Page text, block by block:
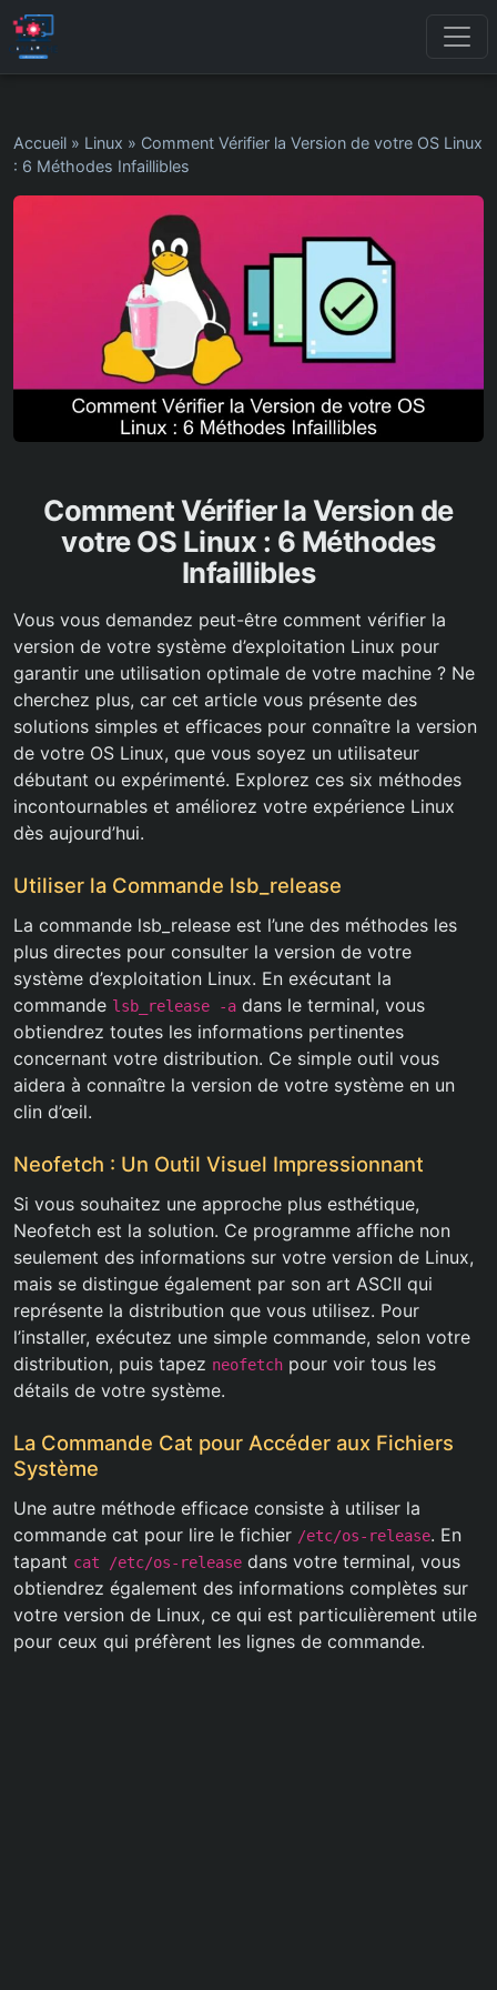
Accueil » Linux » Comment Vérifier la Version de votre OS Linux
: 6 Méthodes Infaillibles
Comment Vérifier la Version de
votre OS Linux : 6 Méthodes
Infaillibles
Vous vous demandez peut-être comment vérifier la
version de votre système d’exploitation Linux pour
garantir une utilisation optimale de votre machine ? Ne
cherchez plus, car cet article vous présente des
solutions simples et efficaces pour connaître la version
de votre OS Linux, que vous soyez un utilisateur
débutant ou expérimenté. Explorez ces six méthodes
incontournables et améliorez votre expérience Linux
dès aujourd’hui.
Utiliser la Commande lsb_release
La commande lsb_release est l’une des méthodes les
plus directes pour consulter la version de votre
système d’exploitation Linux. En exécutant la
commande lsb_release -a dans le terminal, vous
obtiendrez toutes les informations pertinentes
concernant votre distribution. Ce simple outil vous
aidera à connaître la version de votre système en un
clin d’œil.
Neofetch : Un Outil Visuel Impressionnant
Si vous souhaitez une approche plus esthétique,
Neofetch est la solution. Ce programme affiche non
seulement des informations sur votre version de Linux,
mais se distingue également par son art ASCII qui
représente la distribution que vous utilisez. Pour
l’installer, exécutez une simple commande, selon votre
distribution, puis tapez neofetch pour voir tous les
détails de votre système.
La Commande Cat pour Accéder aux Fichiers
Système
Une autre méthode efficace consiste à utiliser la
commande cat pour lire le fichier /etc/os-release. En
tapant cat /etc/os-release dans votre terminal, vous
obtiendrez également des informations complètes sur
votre version de Linux, ce qui est particulièrement utile
pour ceux qui préfèrent les lignes de commande.